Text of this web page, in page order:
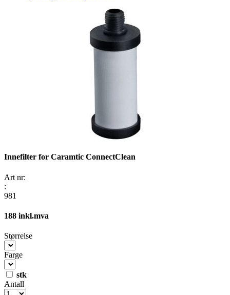
Innefilter for Caramtic ConnectClean
Art nr:
:
981
188 inkl.mva
Størrelse
Farge
stk
Antall